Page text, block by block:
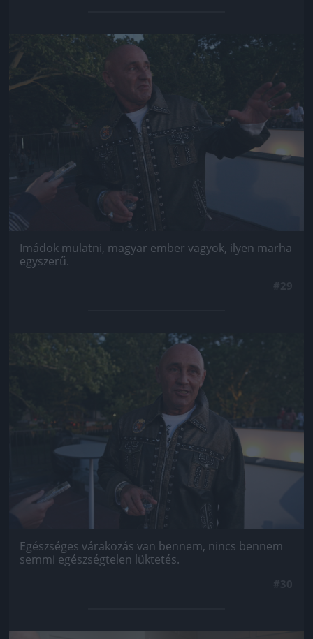
Jön még kép!
Imádok mulatni, magyar ember vagyok, ilyen marha
egyszerű.
Jön még kép!
Egészséges várakozás van bennem, nincs bennem
semmi egészségtelen lüktetés.